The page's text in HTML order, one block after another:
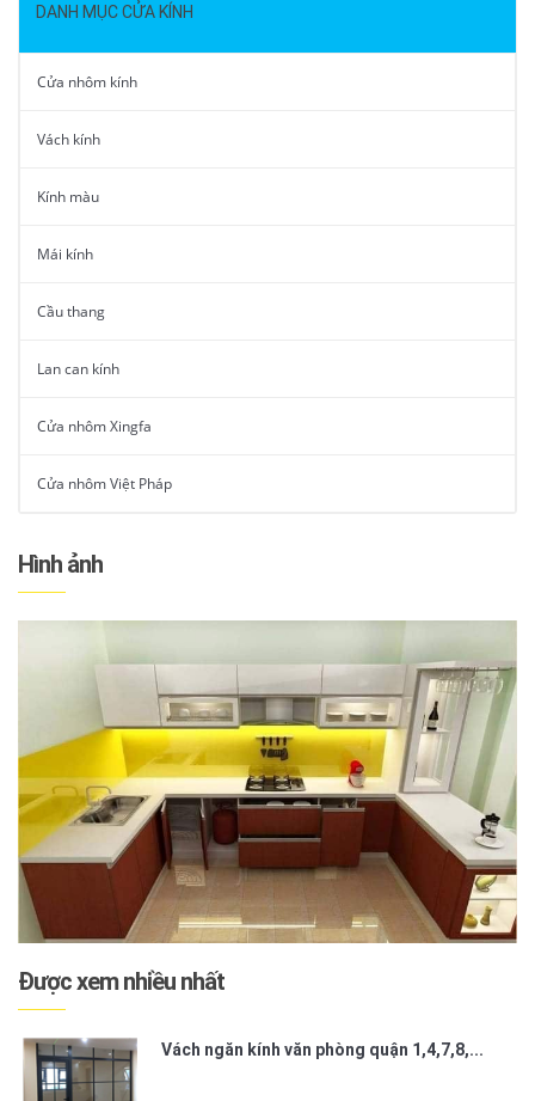
DANH MỤC CỬA KÍNH
Cửa nhôm kính
Vách kính
Kính màu
Mái kính
Cầu thang
Lan can kính
Cửa nhôm Xingfa
Cửa nhôm Việt Pháp
Hình ảnh
Được xem nhiều nhất
Vách ngăn kính văn phòng quận 1,4,7,8,...